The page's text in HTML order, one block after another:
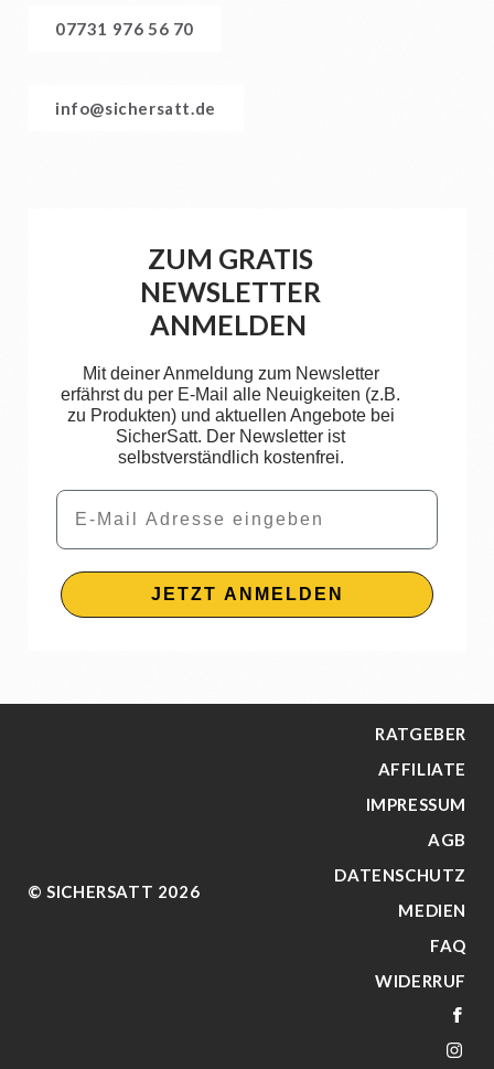
07731 976 56 70
info@sichersatt.de
ZUM GRATIS
NEWSLETTER
ANMELDEN
Mit deiner Anmeldung zum Newsletter
erfährst du per E-Mail alle Neuigkeiten (z.B.
zu Produkten) und aktuellen Angebote bei
SicherSatt. Der Newsletter ist
selbstverständlich kostenfrei.
Email
JETZT ANMELDEN
© SICHERSATT 2026
RATGEBER
AFFILIATE
IMPRESSUM
AGB
DATENSCHUTZ
MEDIEN
FAQ
WIDERRUF